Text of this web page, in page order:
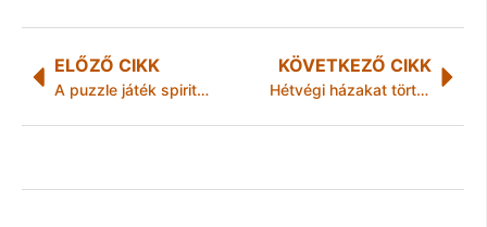
ELŐZŐ CIKK
A puzzle játék spirituális öröme
KÖVETKEZŐ CIKK
Hétvégi házakat tört fel és pakolt ki két miskolci fiatal